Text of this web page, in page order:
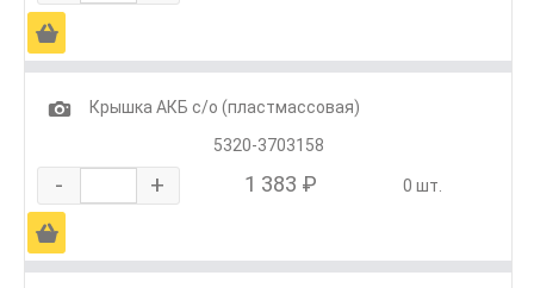
Ä
1
Крышка АКБ с/о (пластмассовая)
5320-3703158
- + 1 383 ₽ 0 шт.
Ä